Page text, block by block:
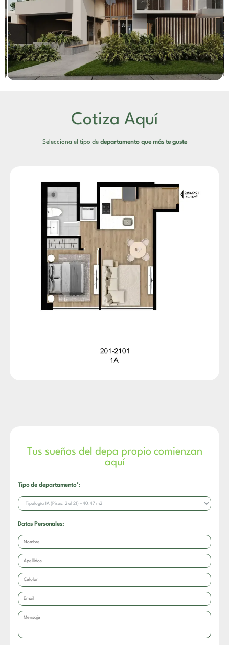
Cotiza Aquí
Selecciona el tipo de departamento que más te guste
Tus sueños del depa propio comienzan
aquí
Tipo de departamento*:
Datos Personales: